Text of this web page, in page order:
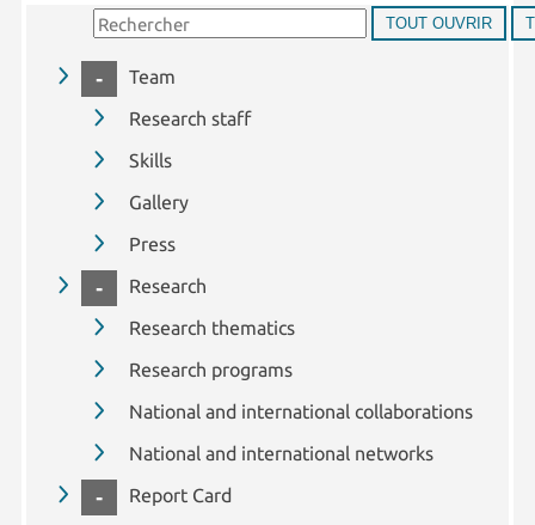
TOUT OUVRIR
COLLAPSE
Team
Research staff
Skills
Gallery
Press
COLLAPSE
Research
Research thematics
Research programs
National and international collaborations
National and international networks
COLLAPSE
Report Card